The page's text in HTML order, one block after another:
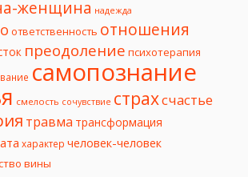
женщина надежда
ответственность отношения
преодоление психотерапия
самопознание
смелость сочувствие страхсчастье
травма трансформация
характер человек-человек
вины